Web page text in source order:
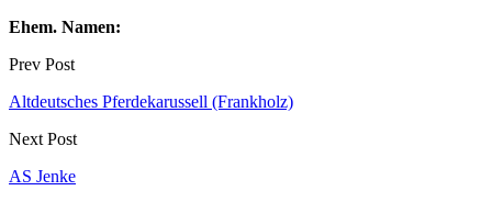
Ehem. Namen:
Prev Post
Altdeutsches Pferdekarussell (Frankholz)
Next Post
AS Jenke